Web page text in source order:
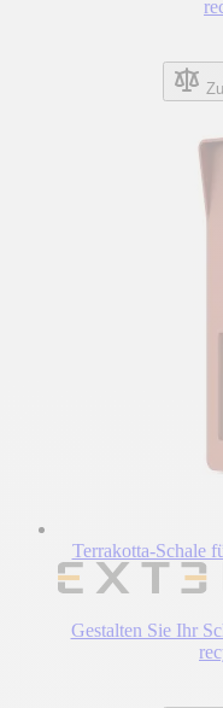
Terrakotta-Schale
Gestalten Sie Ihr